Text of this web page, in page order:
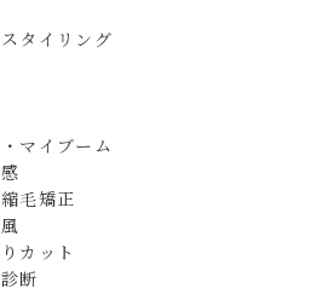
タイリング
マイブーム
毛矯正
カット
断